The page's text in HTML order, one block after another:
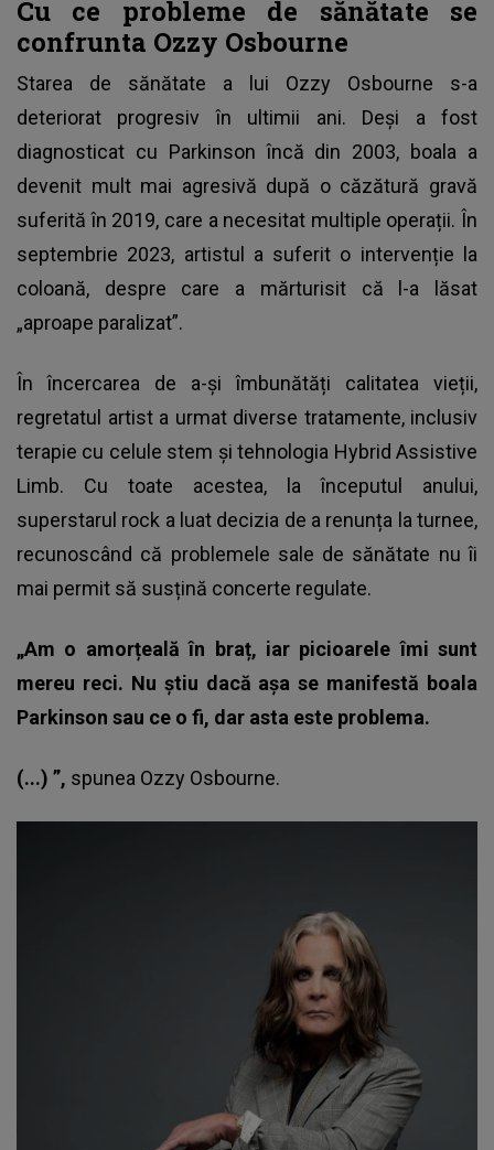
Cu ce probleme de sănătate se
confrunta Ozzy Osbourne
Starea de sănătate a lui Ozzy Osbourne s-a
deteriorat progresiv în ultimii ani. Deși a fost
diagnosticat cu Parkinson încă din 2003, boala a
devenit mult mai agresivă după o căzătură gravă
suferită în 2019, care a necesitat multiple operații. În
septembrie 2023, artistul a suferit o intervenție la
coloană, despre care a mărturisit că l-a lăsat
„aproape paralizat”.
În încercarea de a-și îmbunătăți calitatea vieții,
regretatul artist a urmat diverse tratamente, inclusiv
terapie cu celule stem și tehnologia Hybrid Assistive
Limb. Cu toate acestea, la începutul anului,
superstarul rock a luat decizia de a renunța la turnee,
recunoscând că problemele sale de sănătate nu îi
mai permit să susțină concerte regulate.
„Am o amorțeală în braț, iar picioarele îmi sunt
mereu reci. Nu știu dacă așa se manifestă boala
Parkinson sau ce o fi, dar asta este problema.
(...) ”, spunea Ozzy Osbourne.